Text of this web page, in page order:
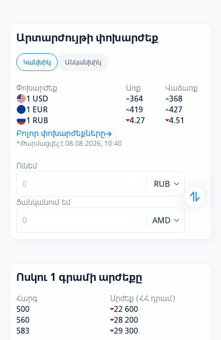
Արտարժույթի փոխարժեք
Կանխիկ Անկանխիկ
Փոխարժեք Առք
Վաճառք
1 USD
364
368
1 EUR
419
427
1 RUB
4.27
4.51
Բոլոր փոխարժեքները
*Թարմացվել է 08.08.2026, 10:40
Ունեմ
RUB
Ցանկանում եմ
AMD
Ոսկու 1 գրամի արժեքը
Հարգ
Արժեք (ՀՀ դրամ)
500
22 600
560
28 200
583
29 300